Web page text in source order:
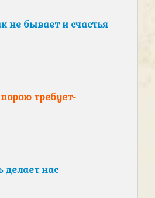
не бывает и счастья
требует-
нас